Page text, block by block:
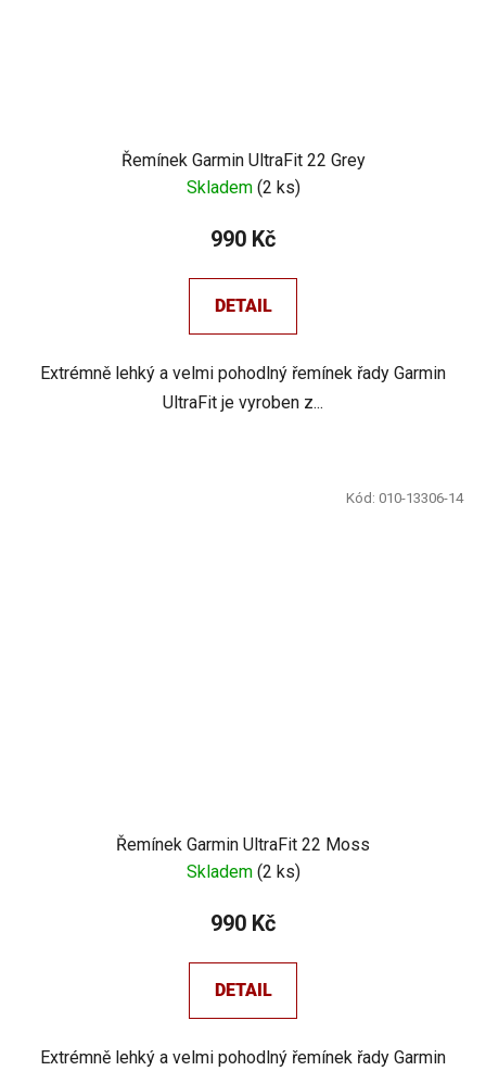
Řemínek Garmin UltraFit 22 Grey
Skladem (2 ks)
990 Kč
DETAIL
Extrémně lehký a velmi pohodlný řemínek řady Garmin
UltraFit je vyroben z...
Řemínek Garmin UltraFit 22 Moss
Skladem (2 ks)
990 Kč
DETAIL
Extrémně lehký a velmi pohodlný řemínek řady Garmin
Kód: 010-13306-14